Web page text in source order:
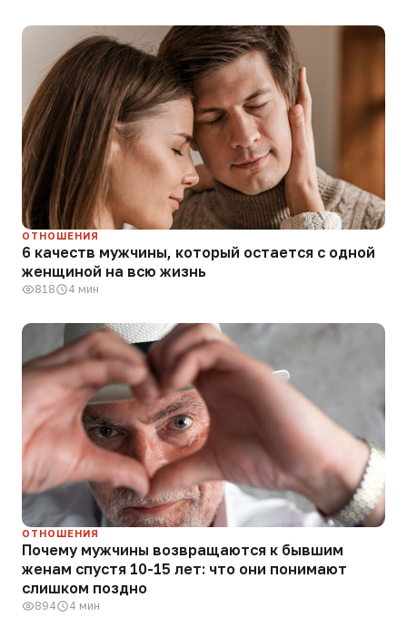
ОТНОШЕНИЯ
6 качеств мужчины, который остается с одной
женщиной на всю жизнь
818 4 мин
ОТНОШЕНИЯ
Почему мужчины возвращаются к бывшим
женам спустя 10-15 лет: что они понимают
слишком поздно
894 4 мин